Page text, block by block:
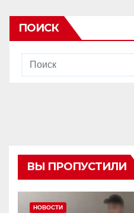
ПОИСК
ВЫ ПРОПУСТИЛИ
НОВОСТИ